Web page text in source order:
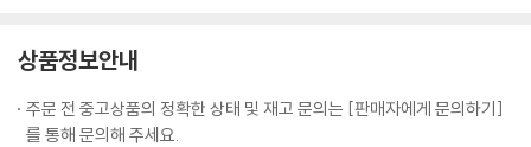
에 언제까지나 눌려 있을 수 없는 것이 바로 인간의 마음 아닐까요?
--- p.444
중 심리에 휩쓸렸고 정치가의 선동이 이를 부추겼다. 저자는 이것이야말로
‘패권이 아테네로부터 떠나간 결정적 이유’라 짚는다. 토론 프로그램의 개
수가 줄어들고 앞다퉈 여론을 선점하려는 오늘날의 모습과 놀랍도록 닮아
있다.
상품정보안내
주문 전 중고상품의 정확한 상태 및 재고 문의는 [판매자에게 문의하기]
를 통해 문의해 주세요.